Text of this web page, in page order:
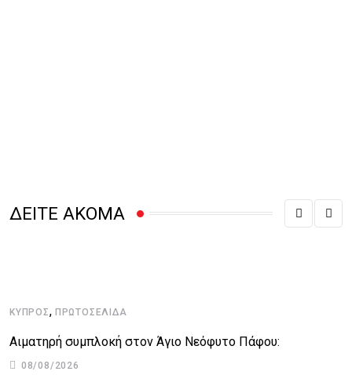
ΔΕΙΤΕ ΑΚΟΜΑ
ΚΎΠΡΟΣ, ΠΡΩΤΟΣΈΛΙΔΑ
Αιματηρή συμπλοκή στον Άγιο Νεόφυτο Πάφου:
08/08/2026